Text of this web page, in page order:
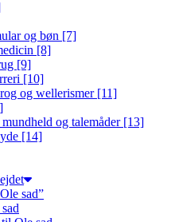
og bøn [7]
[8]
[9]
[10]
og wellerismer [11]
og talemåder [13]
[14]
sad”